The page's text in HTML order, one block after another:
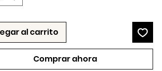
al carrito
Comprar ahora